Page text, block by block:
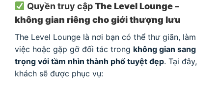
Quyền truy cậpThe Level Lounge –
không gian riêng cho giới thượng lưu
The Level Lounge là nơi bạn có thể thư giãn, làm
việc hoặc gặp gỡ đối tác trong không gian sang
trọng với tầm nhìn thành phố tuyệt đẹp. Tại đây,
khách sẽ được phục vụ: